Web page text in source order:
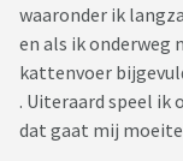
waaronder ik
en als ik onderweg
kattenvoer
. Uiteraard speel ik
dat gaat mij